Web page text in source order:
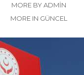
MORE BY ADMIN
MORE IN GÜNCEL